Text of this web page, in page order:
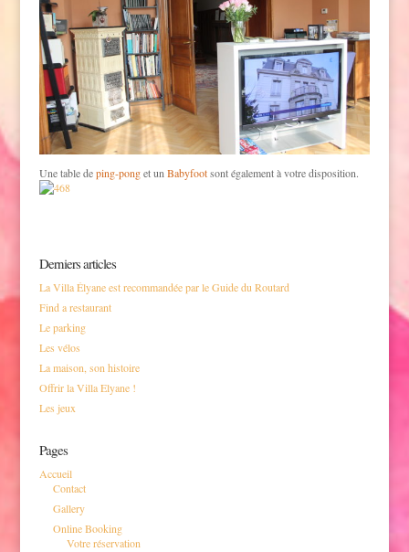
Une table deping-ponget unBabyfootsont également à votre disposition.
Derniers articles
La Villa Élyane est recommandée par le Guide du Routard
Find a restaurant
Le parking
Les vélos
La maison, son histoire
Offrir la Villa Elyane !
Les jeux
Pages
Accueil
Contact
Gallery
Online Booking
Votre réservation